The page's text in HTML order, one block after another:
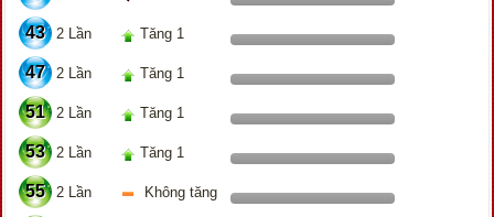
43 2 Lần Tăng 1
47 2 Lần Tăng 1
51 2 Lần Tăng 1
53 2 Lần Tăng 1
55 2 Lần Không tăng